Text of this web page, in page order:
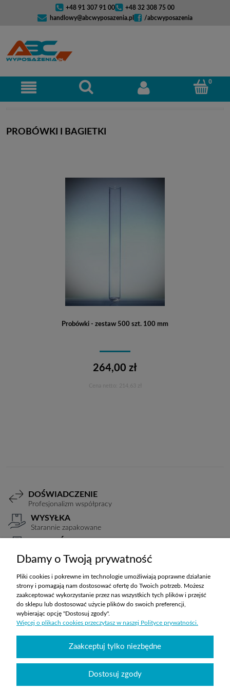
+48 91 307 91 00
+48 32 308 75 00
handlowy@abcwyposazenia.pl
/abcwyposazenia
PROBÓWKI I BAGIETKI
Probówki - zestaw 500 szt. 100 mm
264,00 zł
214,63 zł
DOŚWIADCZENIE
Profesjonalizm współpracy
WYSYŁKA
Starannie zapakowane
TRANSPORT
Koszty ustalane indywidualnie
ZAKUPY
POMOC
MOJE KONTO
Dbamy o Twoją prywatność
Pliki cookies i pokrewne im technologie umożliwiają poprawne działanie
strony i pomagają nam dostosować ofertę do Twoich potrzeb. Możesz
zaakceptować wykorzystanie przez nas wszystkich tych plików i przejść
do sklepu lub dostosować użycie plików do swoich preferencji,
wybierając opcję "Dostosuj zgody".
Więcej o plikach cookies przeczytasz w naszej Polityce prywatności.
Zaakceptuj tylko niezbędne
Dostosuj zgody